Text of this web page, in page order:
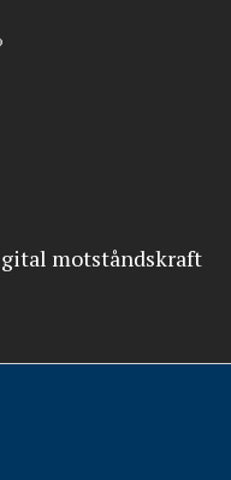
motståndskraft